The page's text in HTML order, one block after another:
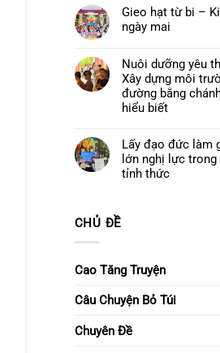
Âm
Bồ
tát
Ngũ
Bách
Danh
–
yêu
lại
bình
luận
ở
đăng
cầu
nguyện
–
Thắp
sáng
trao
ước
nguyện
Gieo hạt từ bi –
ngày mai
bình
luận
ở
Gieo
hạt
từ
Kiến
tạo
ngày
mai
Nuôi dưỡng yêu
Xây dựng môi
đường bằng
hiểu biết
bình
luận
ở
Nuôi
Xây
dựng
đường
bằng
niệm
và
biết
Lấy đạo đức làm
lớn nghị lực
tỉnh thức
luận
ở
làm
gốc
Nuôi
lớn
lực
trong
CHỦ ĐỀ
Cao Tăng Truyện
Câu Chuyện Bỏ Túi
Chuyên Đề